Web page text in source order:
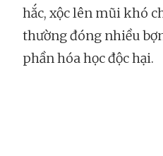
hắc, xộc lên mũi khó
thường đóng nhiều
phần hóa học độc hại.